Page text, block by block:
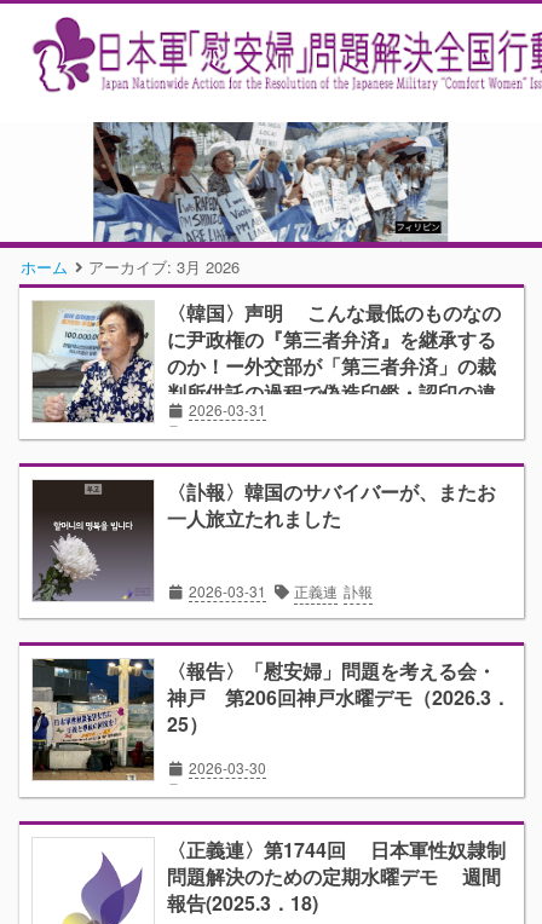
ホーム アーカイブ: 3月 2026
〈韓国〉声明 こんな最低のものなの
に尹政権の『第三者弁済』を継承する
のか！ー外交部が「第三者弁済」の裁
判所供託の過程で偽造印鑑・認印の違
法使用を指示ー日帝強制動員市民の集
い・韓日歴史正義平和行動-
2026-03-31
〈訃報〉韓国のサバイバーが、またお
一人旅立たれました
2026-03-31 正義連 訃報
〈報告〉「慰安婦」問題を考える会・
神戸 第206回神戸水曜デモ（2026.3．
25）
2026-03-30
〈正義連〉第1744回 日本軍性奴隷制
問題解決のための定期水曜デモ 週間
報告(2025.3．18)